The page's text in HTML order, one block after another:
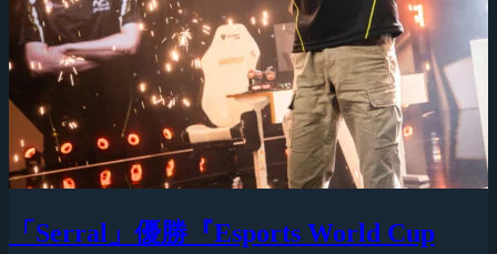
「Serral」優勝『Esports World Cup